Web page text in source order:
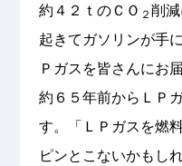
約４２ｔのＣＯ ２ 削
起きてガソリンが手
Ｐガスを皆さんにお
約６５年前からＬＰ
す。「ＬＰガスを燃
ピンとこないかもし